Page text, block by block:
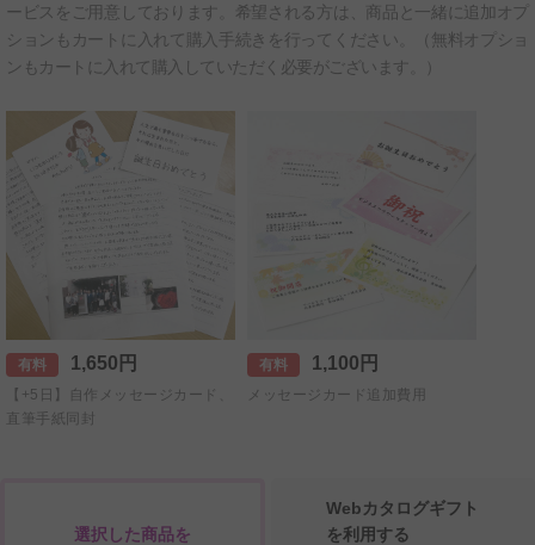
ービスをご用意しております。希望される方は、商品と一緒に追加オプ
ションもカートに入れて購入手続きを行ってください。（無料オプショ
ンもカートに入れて購入していただく必要がございます。）
有料 1,650円
【+5日】自作メッセージカード、
直筆手紙同封
有料 1,100円
メッセージカード追加費用
選択した商品を
Webカタログギフト
を利用する